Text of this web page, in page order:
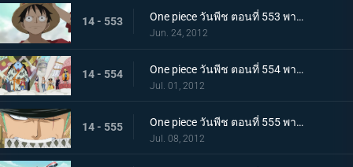
14 - 553 One piece วันพีช ตอนที่ 553 พากย์ไทย น้ำตาของชิราโฮชิ! ในที่สุดลูฟี่ก็ออกโรง
Jun. 24, 2012
14 - 554 One piece วันพีช ตอนที่ 554 พากย์ไทย ศึกครั้งใหญ่! กลุ่มหมวกฟาง ปะทะ ศัตรู 100,000 คน
Jul. 01, 2012
14 - 555 One piece วันพีช ตอนที่ 555 พากย์ไทย ระเบิดวิชาครั้งใหญ่! โซโล ซันจิ ออกจู่โจม!
Jul. 08, 2012